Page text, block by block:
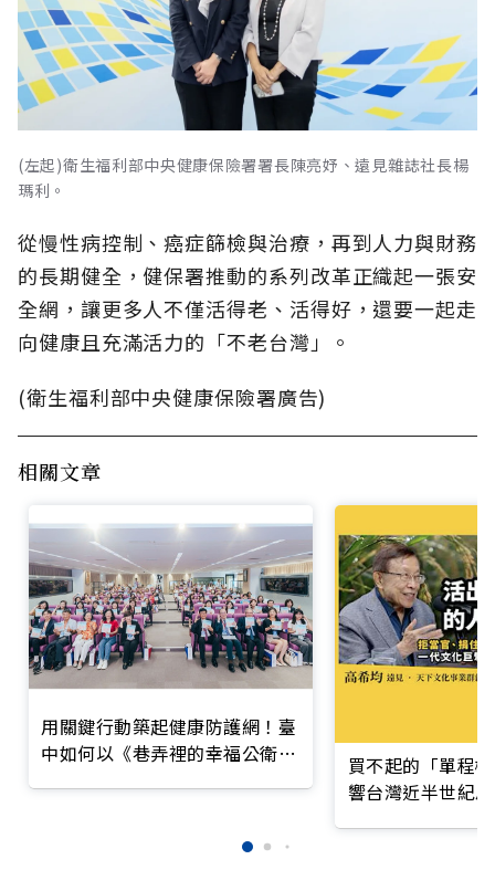
(左起)衛生福利部中央健康保險署署長陳亮妤、遠見雜誌社長楊
瑪利。
從慢性病控制、癌症篩檢與治療，再到人力與財務
的長期健全，健保署推動的系列改革正織起一張安
全網，讓更多人不僅活得老、活得好，還要一起走
向健康且充滿活力的「不老台灣」。
(衛生福利部中央健康保險署廣告)
相關文章
用關鍵行動築起健康防護網！臺
中如何以《巷弄裡的幸福公衛》
買不起的「單程
響台灣近半世紀